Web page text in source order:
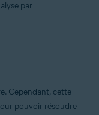
par
Cependant, cette
pouvoir résoudre